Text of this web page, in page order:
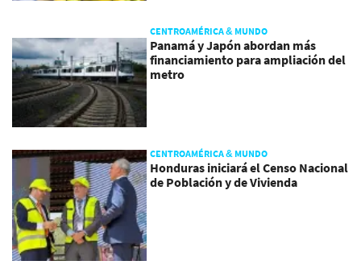
CENTROAMÉRICA & MUNDO
Panamá y Japón abordan más
financiamiento para ampliación del
metro
CENTROAMÉRICA & MUNDO
Honduras iniciará el Censo Nacional
de Población y de Vivienda